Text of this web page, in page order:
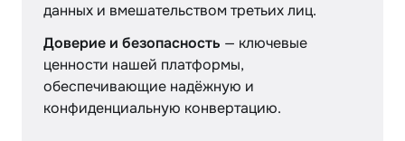
данных и вмешательством третьих лиц.
Доверие и безопасность — ключевые
ценности нашей платформы,
обеспечивающие надёжную и
конфиденциальную конвертацию.